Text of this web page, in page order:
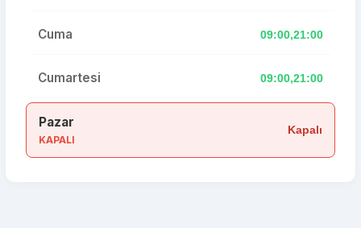
Cuma 09:00,21:00
Cumartesi 09:00,21:00
Pazar
KAPALI
Kapalı